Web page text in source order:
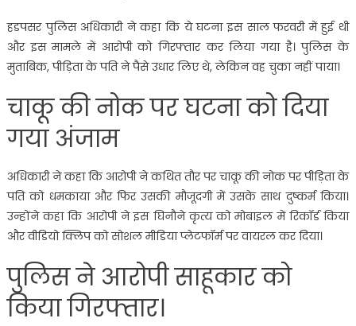
हडपसर पुलिस अधिकारी ने कहा कि ये घटना इस साल फरवरी में हुई थी
और इस मामले में आरोपी को गिरफ्तार कर लिया गया है। पुलिस के
मुताबिक, पीड़िता के पति ने पैसे उधार लिए थे, लेकिन वह चुका नहीं पाया।
चाकू की नोक पर घटना को दिया
गया अंजाम
अधिकारी ने कहा कि आरोपी ने कथित तौर पर चाकू की नोक पर पीड़िता के
पति को धमकाया और फिर उसकी मौजूदगी में उसके साथ दुष्कर्म किया।
उन्होंने कहा कि आरोपी ने इस घिनौने कृत्य को मोबाइल में रिकॉर्ड किया
और वीडियो क्लिप को सोशल मीडिया प्लेटफॉर्म पर वायरल कर दिया।
पुलिस ने आरोपी साहूकार को
किया गिरफ्तार।